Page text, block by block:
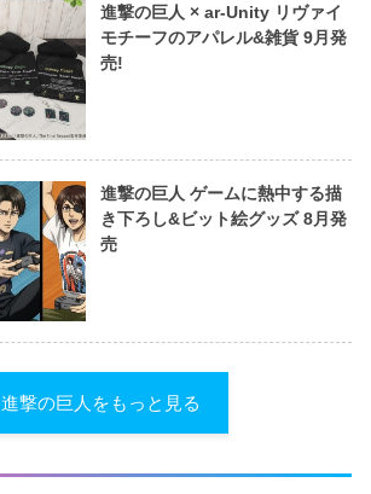
進撃の巨人 × ar-Unity リヴァイ
モチーフのアパレル&雑貨 9月発
売!
進撃の巨人 ゲームに熱中する描
き下ろし&ビット絵グッズ 8月発
売
進撃の巨人をもっと見る